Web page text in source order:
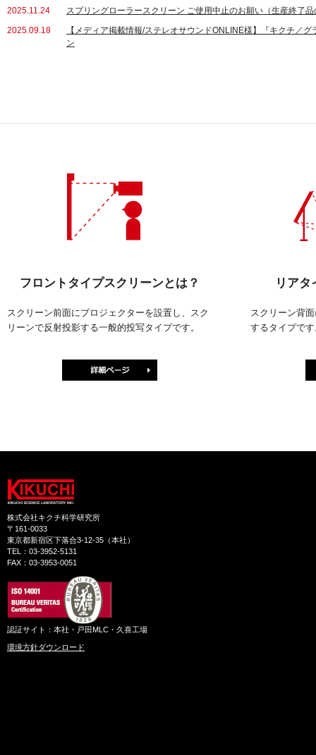
2025.11.24
スプリングローラースクリーン ご使用中止のお願い（生産終了
2025.09.18
【メディア掲載情報/ステレオサウンドONLINE様】『キクチ／
ン
フロントタイプスクリーンとは？
スクリーン前面にプロジェクターを設置し、スク
リーンで反射投影する一般的投写タイプです。
リア
スクリーン背
するタイプで
株式会社キクチ科学研究所
〒161-0033
東京都新宿区下落合3-12-35（本社）
TEL：03-3952-5131
FAX：03-3953-0051
認証サイト：本社・戸田MLC・久喜工場
環境方針ダウンロード